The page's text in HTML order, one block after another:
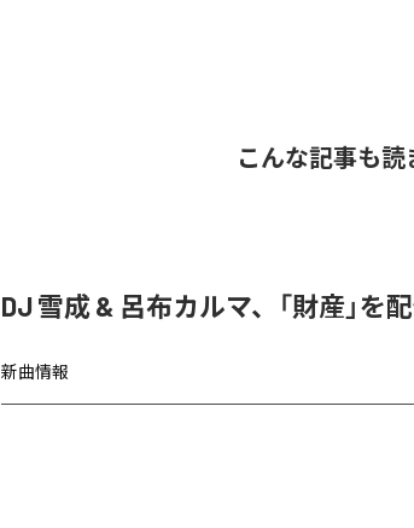
こんな記事も
DJ 雪成 & 呂布カルマ、「財産」を
新曲情報